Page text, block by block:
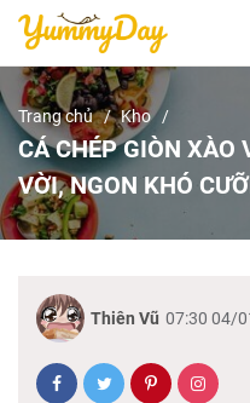
Trang chủ Kho
CÁ CHÉP GIÒN XÀO
VỜI, NGON KHÓ
Thiên Vũ 07:30 04/